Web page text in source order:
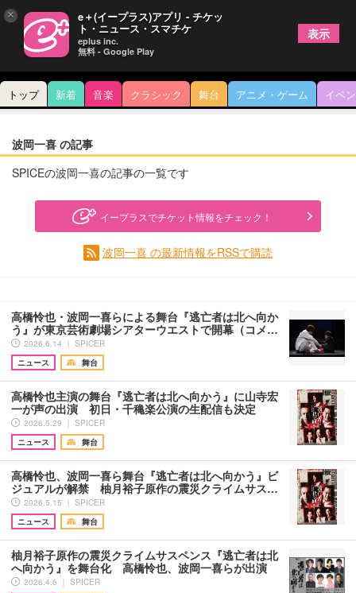
トップ 新着 音楽 クラシック 舞台 アニメ・ゲーム イベ
波岡一喜 の記事
SPICEの波岡一喜の記事の一覧です
イープラスでチケット情報をチェック！
波岡一喜 の最新情報をRSSで購読
高橋怜也・波岡一喜らによる舞台『逃亡者は北へ向か
う』が東京芸術劇場シアターウエストで開幕（コメ…
2026.6.14 ｜ SPICER
ニュース
舞台
高橋怜也主演の舞台『逃亡者は北へ向かう』に山寺宏
一が声の出演 初日・千穐楽公演の生配信も決定
2026.5.29 ｜ SPICER
ニュース
舞台
高橋怜也、波岡一喜ら舞台『逃亡者は北へ向かう』ビ
ジュアルが解禁 柚月裕子原作の震災クライムサス…
2026.5.15 ｜ SPICER
ニュース
舞台
柚月裕子原作の震災クライムサスペンス『逃亡者は北
へ向かう』を舞台化 高橋怜也、波岡一喜らが出演
2026.4.6 ｜ SPICER
× e＋(イープラス)アプリ - チケッ
ト・ニュース・スマチケ
eplus inc.
無料 - Google Play
表示